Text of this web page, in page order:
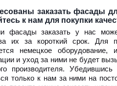
заказать фасады
к нам для покупки
фасады заказать у нас
их за короткий срок. Для
немецкое
и уход за ними не будет
производителя.
только к нам за ними на